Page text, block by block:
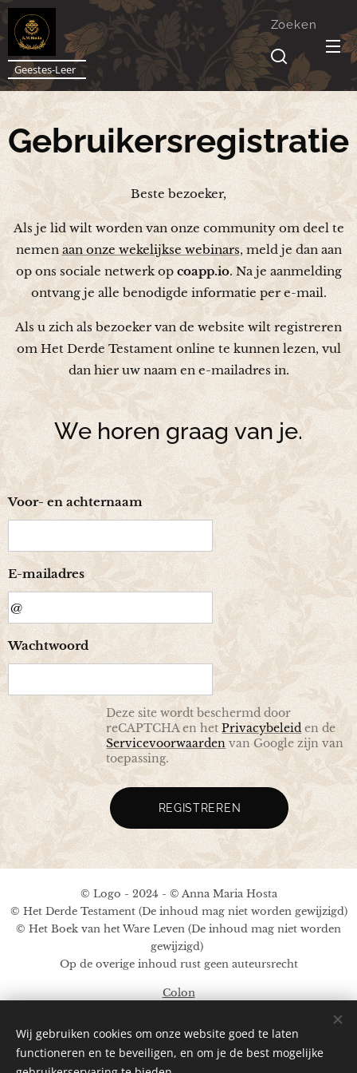
Geestes-Leer
Zoeken
Gebruikersregistratie
Beste bezoeker,
Als je lid wilt worden van onze community om deel te
nemenaan onze wekelijkse webinars, meld je dan aan
op ons sociale netwerk op coapp.io. Na je aanmelding
ontvang je alle benodigde informatie per e-mail.
Als u zich als bezoeker van de website wilt registreren
om Het Derde Testament online te kunnen lezen, vul
dan hier uw naam en e-mailadres in.
We horen graag van je.
Voor- en achternaam
E-mailadres
Wachtwoord
Deze site wordt beschermd door
reCAPTCHA en hetPrivacybeleiden de
Servicevoorwaarden van Google zijn van
toepassing.
REGISTREREN
© Logo - 2024 - © Anna Maria Hosta
© Het Derde Testament (De inhoud mag niet worden gewijzigd)
© Het Boek van het Ware Leven (De inhoud mag niet worden
gewijzigd)
Op de overige inhoud rust geen auteursrecht
Colon
Afbeeldingen ter beschikking gesteld doorPexels;Pinterest
A.M.Hosta
Aangedreven door
Wij gebruiken cookies om onze website goed te laten
functioneren en te beveiligen, en om je de best mogelijke